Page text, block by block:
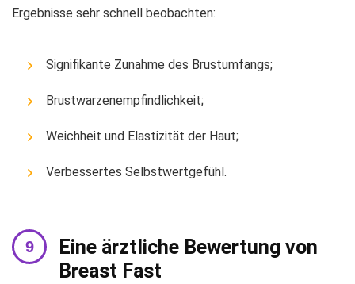
Ergebnisse sehr schnell beobachten:
Signifikante Zunahme des Brustumfangs;
Brustwarzenempfindlichkeit;
Weichheit und Elastizität der Haut;
Verbessertes Selbstwertgefühl.
Eine ärztliche Bewertung von
Breast Fast